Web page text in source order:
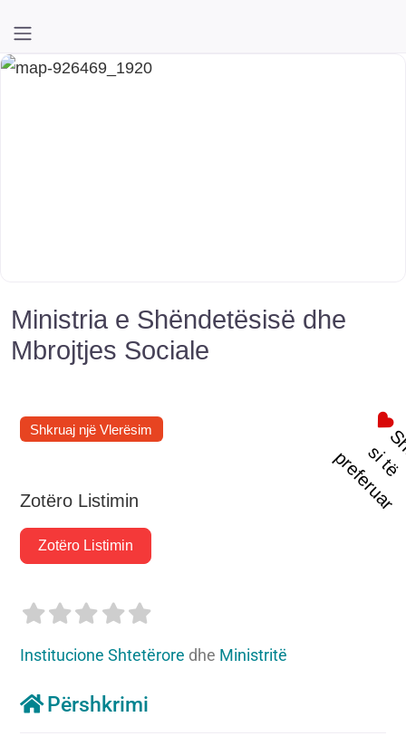
Ministria e Shëndetësisë dhe
Mbrojtjes Sociale
t
s
i
p
r
Shkruaj një Vlerësim
Zotëro Listimin
Zotëro Listimin
Institucione Shtetërore dhe Ministritë
Përshkrimi